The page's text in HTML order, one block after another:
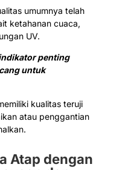
umumnya telah
ketahanan cuaca,
UV.
penting
untuk
kualitas teruji
atau penggantian
Atap dengan